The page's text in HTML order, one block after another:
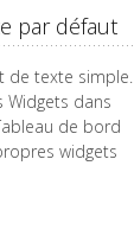
par défaut
de texte simple.
Widgets dans
de bord
widgets